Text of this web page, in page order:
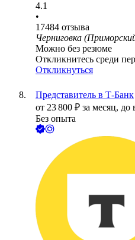
4.1
•
17484 отзыва
Черниговка
Можно без резюме
Откликнитесь среди
Откликнуться
Представитель в Т-Банк
от 23 800 ₽ за месяц, до
Без опыта